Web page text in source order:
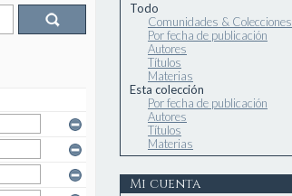
Todo
Comunidades & Colecciones
Por fecha de publicación
Autores
Títulos
Materias
Esta colección
Por fecha de publicación
Autores
Títulos
Materias
Mi cuenta